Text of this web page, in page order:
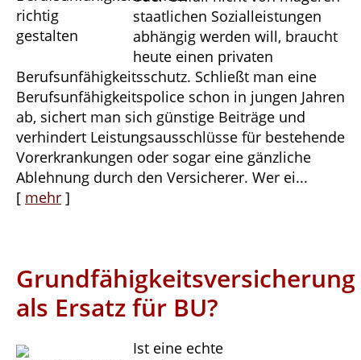
staatlichen Sozialleistungen
abhängig werden will, braucht
heute einen privaten
Berufsunfähigkeitsschutz. Schließt man eine
Berufsunfähigkeitspolice schon in jungen Jahren
ab, sichert man sich günstige Beiträge und
verhindert Leistungsausschlüsse für bestehende
Vorerkrankungen oder sogar eine gänzliche
Ablehnung durch den Versicherer. Wer ei...
[ mehr ]
Grundfähigkeitsversicherung
als Ersatz für BU?
Ist eine echte